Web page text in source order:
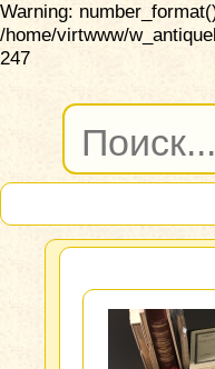
Warning:
/home/virtwww/
247